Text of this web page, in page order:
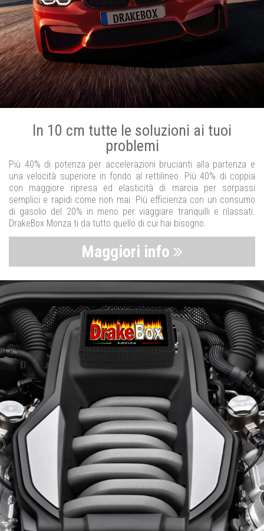
In 10 cm tutte le soluzioni ai tuoi
problemi
Più 40% di potenza per accelerazioni brucianti alla partenza e
una velocità superiore in fondo al rettilineo. Più 40% di coppia
con maggiore ripresa ed elasticità di marcia per sorpassi
semplici e rapidi come non mai. Più efficienza con un consumo
di gasolio del 20% in meno per viaggiare tranquilli e rilassati.
DrakeBox Monza ti da tutto quello di cui hai bisogno.
Maggiori info